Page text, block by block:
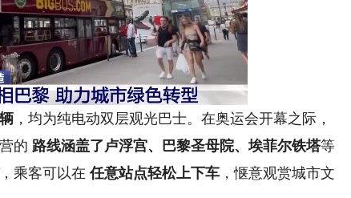
，均为纯电动双层观光巴士。在奥运会开幕之际，
的 路线涵盖了卢浮宫、巴黎圣母院、埃菲尔铁塔等
，乘客可以在 任意站点轻松上下车 ，惬意观赏城市文